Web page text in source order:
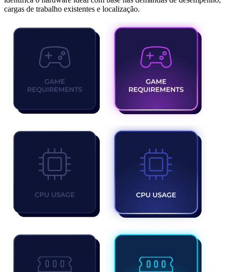
cargas de trabalho existentes e localização.